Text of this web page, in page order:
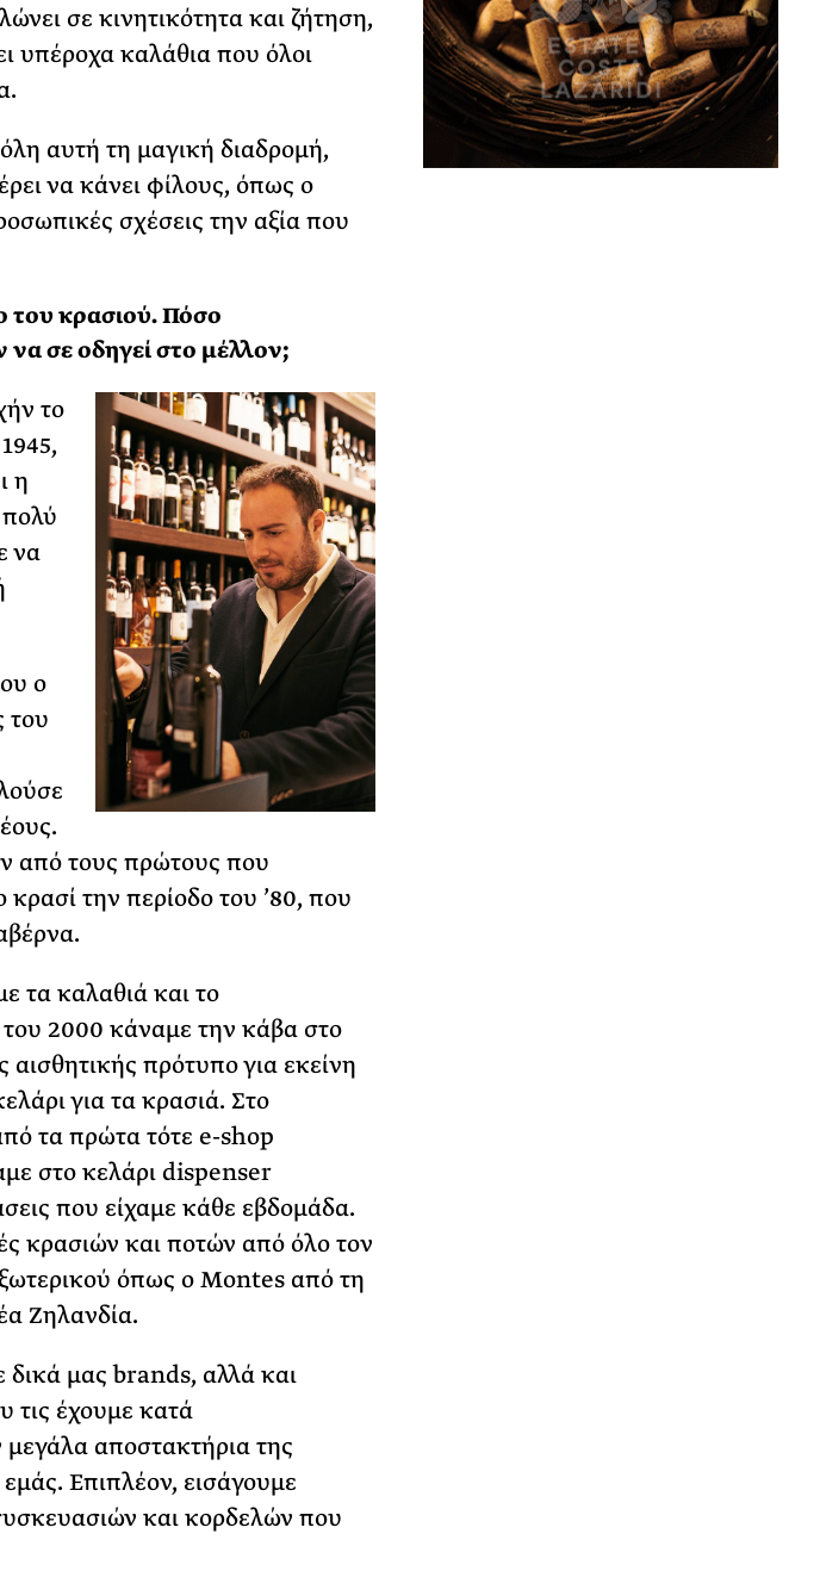
σε κινητικότητα και ζήτηση,
υπέροχα καλάθια που όλοι
αυτή τη μαγική διαδρομή,
να κάνει φίλους, όπως ο
σχέσεις την αξία που
του κρασιού. Πόσο
να σε οδηγεί στο μέλλον;
το
η
να
ο
του
από τους πρώτους που
την περίοδο του ’80, που
τα καλαθιά και το
του 2000 κάναμε την κάβα στο
πρότυπο για εκείνη
για τα κρασιά. Στο
τα πρώτα τότε e-shop
στο κελάρι dispenser
που είχαμε κάθε εβδομάδα.
κρασιών και ποτών από όλο τον
όπως ο Montes από τη
Ζηλανδία.
μας brands, αλλά και
τις έχουμε κατά
αποστακτήρια της
Επιπλέον, εισάγουμε
και κορδελών που